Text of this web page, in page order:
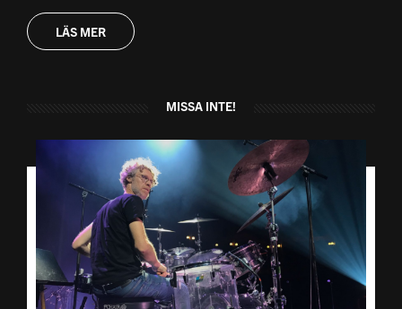
LÄS MER
MISSA INTE!